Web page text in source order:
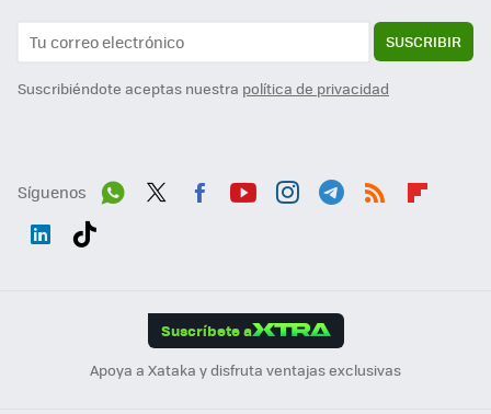
SUSCRIBIR
Suscribiéndote aceptas nuestra política de privacidad
Síguenos
Suscríbete a
Apoya a Xataka y disfruta ventajas exclusivas